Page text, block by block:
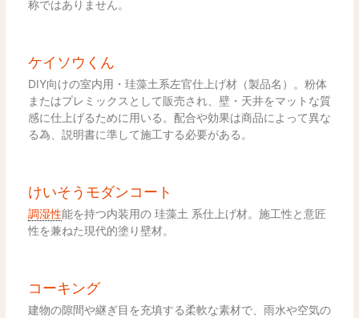
称ではありません。
ケイソウくん
DIY向けの室内用・珪藻土系左官仕上げ材（製品名）。粉体
またはプレミックスとして販売され、壁・天井をマットな質
感に仕上げるために用いる。配合や効果は商品によって異な
る為、説明書に準して施工する必要がある。
けいそうモダンコート
調湿性能を持つ内装用の 珪藻土 系仕上げ材。施工性と意匠
性を兼ねた現代的塗り壁材。
コーキング
建物の隙間や継ぎ目を充填する柔軟な素材で、雨水や空気の